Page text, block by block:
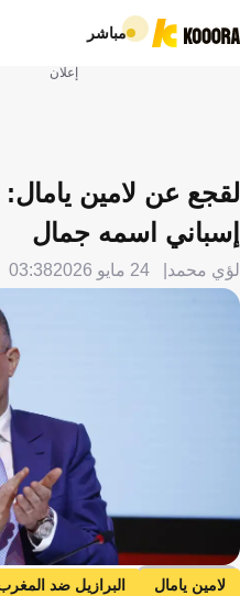
مباشر
إعلان
لقجع عن لامين
إسباني اسمه جمال
لؤي محمد 24 مايو 2026 03:38
Getty Images
لامين يامال البرازيل ضد